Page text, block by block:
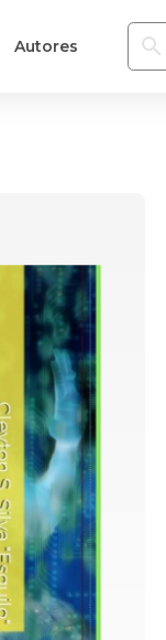
Autores